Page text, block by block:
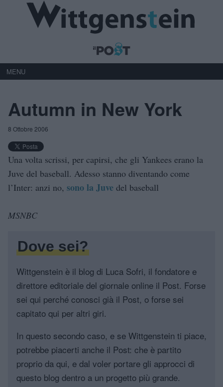
MENU
Autumn in New York
8 Ottobre 2006
Una volta scrissi, per capirsi, che gli Yankees erano la
Juve del baseball. Adesso stanno diventando come
l’Inter: anzi no, sono la Juve del baseball
MSNBC
Dove sei?
Wittgenstein è il blog di Luca Sofri, il fondatore e
direttore editoriale del giornale online il Post. Forse
sei qui perché conosci già il Post, o forse sei
capitato qui per altri giri.
In questo secondo caso, e se Wittgenstein ti piace,
potrebbe piacerti anche il Post: che è partito
proprio da qui, e dal voler portare gli approcci di
questo blog dentro a un progetto più grande.